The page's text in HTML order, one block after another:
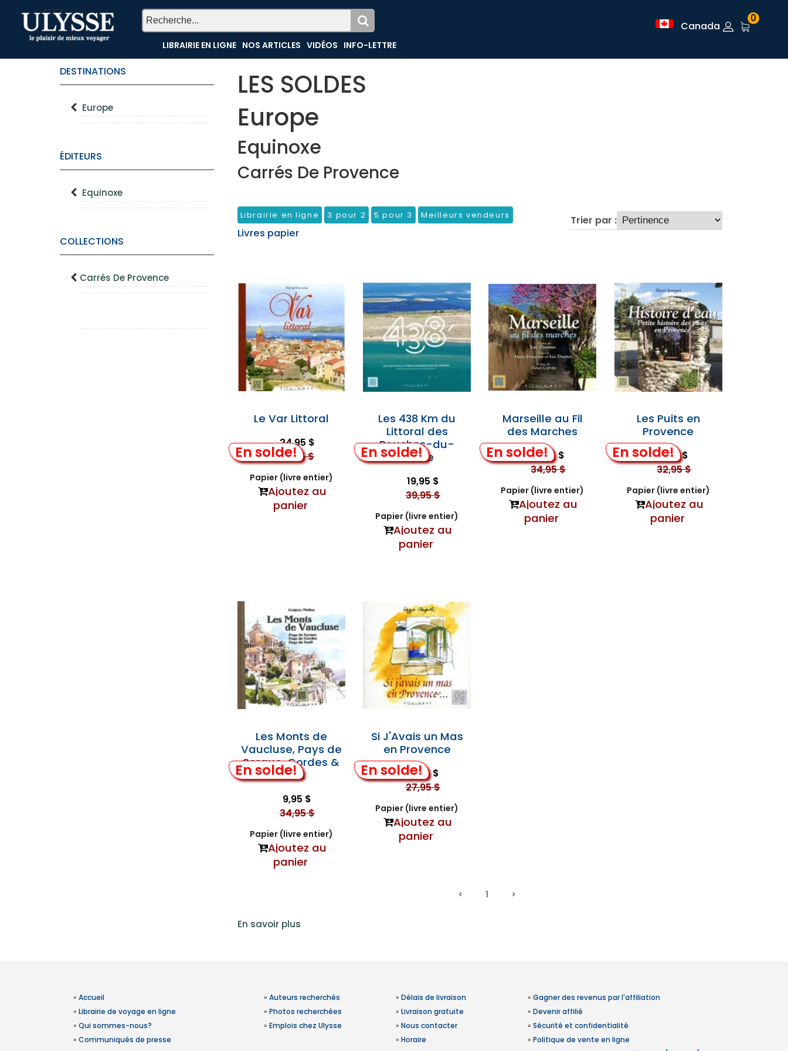
TEST
LIBRAIRIE EN LIGNE NOS ARTICLES VIDÉOS INFO-LETTRE
Canada
0
DESTINATIONS
Europe
ÉDITEURS
Equinoxe
COLLECTIONS
Carrés De Provence
LES SOLDES
Europe
Equinoxe
Carrés De Provence
Librairie en ligne 3 pour 2 5 pour 3 Meilleurs vendeurs
Livres papier
Trier par :
En solde!
Le Var Littoral
24,95 $
39,95 $
Papier (livre entier)
Ajoutez au
panier
En solde!
Les 438 Km du
Littoral des
Bouches-du-
Rhône
19,95 $
39,95 $
Papier (livre entier)
Ajoutez au
panier
En solde!
Marseille au Fil
des Marches
14,95 $
34,95 $
Papier (livre entier)
Ajoutez au
panier
En solde!
Les Puits en
Provence
9,95 $
32,95 $
Papier (livre entier)
Ajoutez au
panier
En solde!
Les Monts de
Vaucluse, Pays de
Sorgue, Gordes &
Sault
9,95 $
34,95 $
Papier (livre entier)
Ajoutez au
panier
En solde!
Si J'Avais un Mas
en Provence
14,95 $
27,95 $
Papier (livre entier)
Ajoutez au
panier
1
En savoir plus
» Accueil
» Librairie de voyage en ligne
» Qui sommes-nous?
» Communiqués de presse
» Auteurs recherchés
» Photos recherchées
» Emplois chez Ulysse
» Délais de livraison
» Livraison gratuite
» Nous contacter
» Horaire
» Gagner des revenus par l'affiliation
» Devenir affilié
» Sécurité et confidentialité
» Politique de vente en ligne